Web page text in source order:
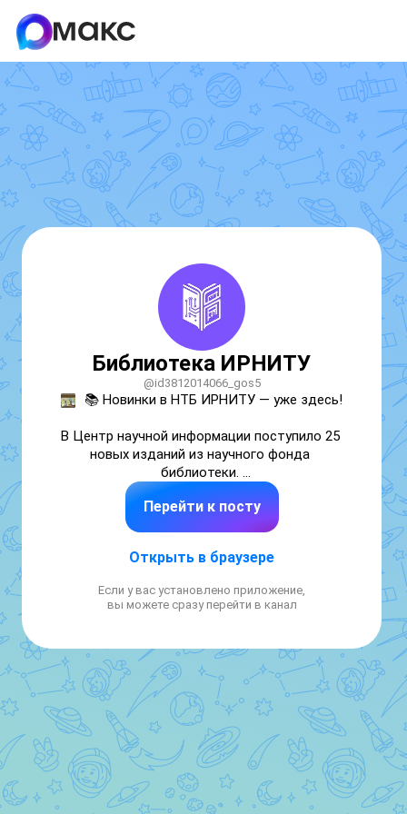
Библиотека ИРНИТУ
@id3812014066_gos5
📚 Новинки в НТБ ИРНИТУ — уже здесь!
В Центр научной информации поступило 25
новых изданий из научного фонда
библиотеки.
Все книги - от «Издательство Юрайт».
🔹 государство и право
🔹 химические технологии
🔹 физика и другое.
Успейте посмотреть на постоянно
действующей выставке «Новые книги».
👥  Вход - по читательскому билету
Перейти к посту
Открыть в браузере
Если у вас установлено приложение,
вы можете сразу перейти в канал